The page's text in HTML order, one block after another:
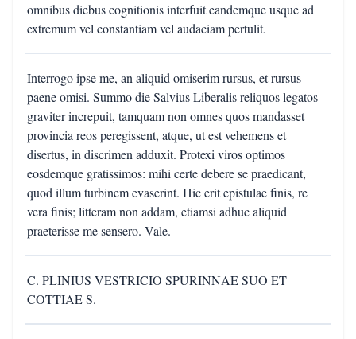
omnibus diebus cognitionis interfuit eandemque usque ad
extremum vel constantiam vel audaciam pertulit.
Interrogo ipse me, an aliquid omiserim rursus, et rursus
paene omisi. Summo die Salvius Liberalis reliquos legatos
graviter increpuit, tamquam non omnes quos mandasset
provincia reos peregissent, atque, ut est vehemens et
disertus, in discrimen adduxit. Protexi viros optimos
eosdemque gratissimos: mihi certe debere se praedicant,
quod illum turbinem evaserint. Hic erit epistulae finis, re
vera finis; litteram non addam, etiamsi adhuc aliquid
praeterisse me sensero. Vale.
C. PLINIUS VESTRICIO SPURINNAE SUO ET
COTTIAE S.